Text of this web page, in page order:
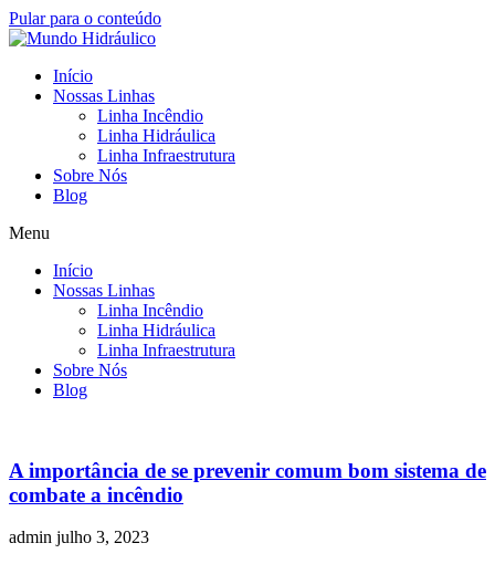
Pular para o conteúdo
Início
Nossas Linhas
Linha Incêndio
Linha Hidráulica
Linha Infraestrutura
Sobre Nós
Blog
Menu
Início
Nossas Linhas
Linha Incêndio
Linha Hidráulica
Linha Infraestrutura
Sobre Nós
Blog
A importância de se prevenir comum bom sistema de
combate a incêndio
admin julho 3, 2023